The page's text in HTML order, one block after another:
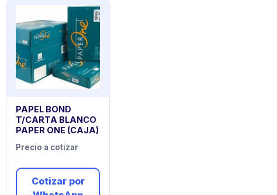
PAPEL BOND
T/CARTA BLANCO
PAPER ONE (CAJA)
Precio a cotizar
Cotizar por